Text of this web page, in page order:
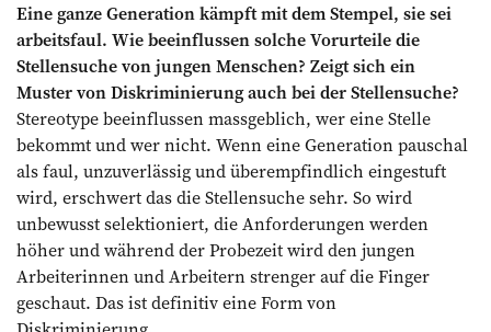
Eine ganze Generation kämpft mit dem Stempel, sie sei
arbeitsfaul. Wie beeinflussen solche Vorurteile die
Stellensuche von jungen Menschen? Zeigt sich ein
Muster von Diskriminierung auch bei der Stellensuche?
Stereotype beeinflussen massgeblich, wer eine Stelle
bekommt und wer nicht. Wenn eine Generation pauschal
als faul, unzuverlässig und überempfindlich eingestuft
wird, erschwert das die Stellensuche sehr. So wird
unbewusst selektioniert, die Anforderungen werden
höher und während der Probezeit wird den jungen
Arbeiterinnen und Arbeitern strenger auf die Finger
geschaut. Das ist definitiv eine Form von